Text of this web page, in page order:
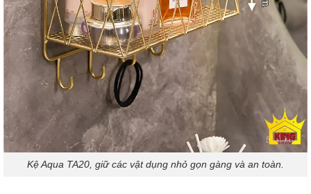
Kệ Aqua TA20, giữ các vật dụng nhỏ gọn gàng và an toàn.